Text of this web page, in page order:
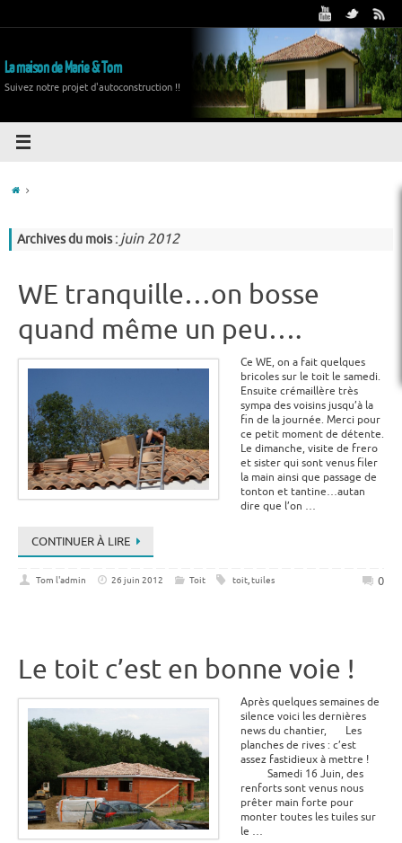
La maison de Marie & Tom
Suivez notre projet d'autoconstruction !!
Archives du mois : juin 2012
WE tranquille…on bosse
quand même un peu….
Ce WE, on a fait quelques
bricoles sur le toit le samedi.
Ensuite crémaillère très
sympa des voisins jusqu’à la
fin de la journée. Merci pour
ce petit moment de détente.
Le dimanche, visite de frero
et sister qui sont venus filer
la main ainsi que passage de
tonton et tantine…autan
dire que l’on …
CONTINUER À LIRE
Tom l'admin 26 juin 2012 Toit toit,tuiles 0
Le toit c’est en bonne voie !
Après quelques semaines de
silence voici les dernières
news du chantier, Les
planches de rives : c’est
assez fastidieux à mettre !
Samedi 16 Juin, des
renforts sont venus nous
prêter main forte pour
monter toutes les tuiles sur
le …